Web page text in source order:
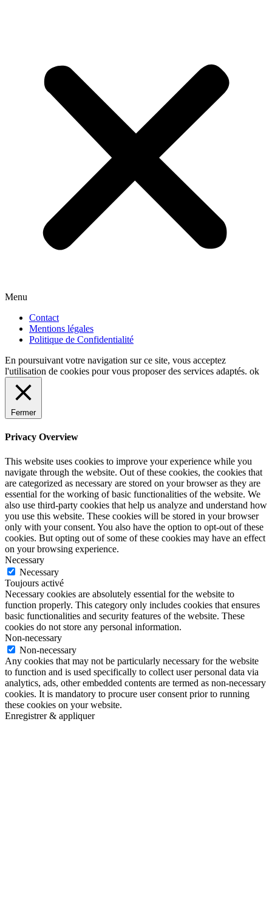
Menu
Contact
Mentions légales
Politique de Confidentialité
En poursuivant votre navigation sur ce site, vous acceptez
l'utilisation de cookies pour vous proposer des services adaptés. ok
Fermer
Privacy Overview
This website uses cookies to improve your experience while you
navigate through the website. Out of these cookies, the cookies that
are categorized as necessary are stored on your browser as they are
essential for the working of basic functionalities of the website. We
also use third-party cookies that help us analyze and understand how
you use this website. These cookies will be stored in your browser
only with your consent. You also have the option to opt-out of these
cookies. But opting out of some of these cookies may have an effect
on your browsing experience.
Necessary
Necessary
Toujours activé
Necessary cookies are absolutely essential for the website to
function properly. This category only includes cookies that ensures
basic functionalities and security features of the website. These
cookies do not store any personal information.
Non-necessary
Non-necessary
Any cookies that may not be particularly necessary for the website
to function and is used specifically to collect user personal data via
analytics, ads, other embedded contents are termed as non-necessary
cookies. It is mandatory to procure user consent prior to running
these cookies on your website.
Enregistrer & appliquer